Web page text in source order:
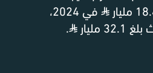
⃁
في 2024،
⃁
.